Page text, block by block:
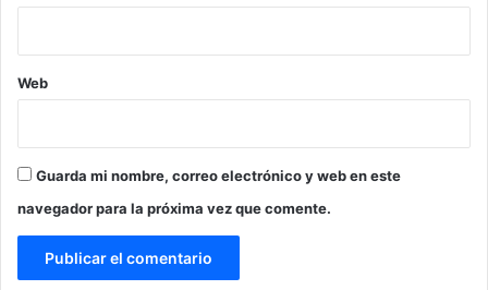
Web
Guarda mi nombre, correo electrónico y web en este
navegador para la próxima vez que comente.